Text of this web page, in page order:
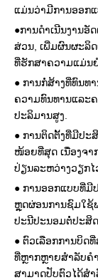
ແມ່ນວ່າມີການອອກ
●ການດໍາເນີນງານອັ
ສ່ວນ, ເພີ່ມຜົນຜະລິ
ທີ່ຮັກສາຄວາມແມ່ນ
● ການກໍ່ສ້າງທີ່ທົນທ
ຄວາມທົນທານແລະ
ປະລິມານສູງ.
● ການຕິດຕັ້ງທີ່ມີປະ
ໜ້ອຍທີ່ສຸດ ເນື່ອງຈາ
ປ່ຽນລະຫວ່າງວຽກໄ
● ການອອກແບບທີ່ມີ
ຫຼຸດຜ່ອນການຊົມໃຊ້
ປະນີປະນອມຕໍ່ປະສິດ
● ຕົວເລືອກການບິດ
ທີ່ຫຼາກຫຼາຍສໍາລັບຄໍ
ສາມາດປັບຕົວໄດ້ສໍາ